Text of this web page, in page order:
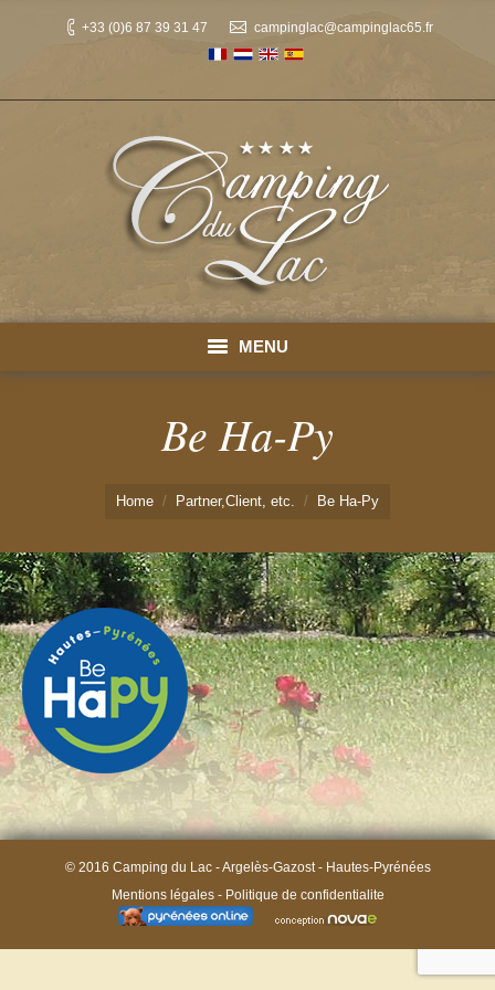
+33 (0)6 87 39 31 47 campinglac@campinglac65.fr
MENU
Emplacements
Emplacements : tarifs/ réserver
Chalets Pyrénées
Chalets : tarifs/ réserver
Activités Hautes-Pyrénées
Contact
Be Ha-Py
Home
Partner,Client, etc. Be Ha-Py
© 2016 Camping du Lac - Argelès-Gazost - Hautes-Pyrénées
Mentions légales- Politique de confidentialite